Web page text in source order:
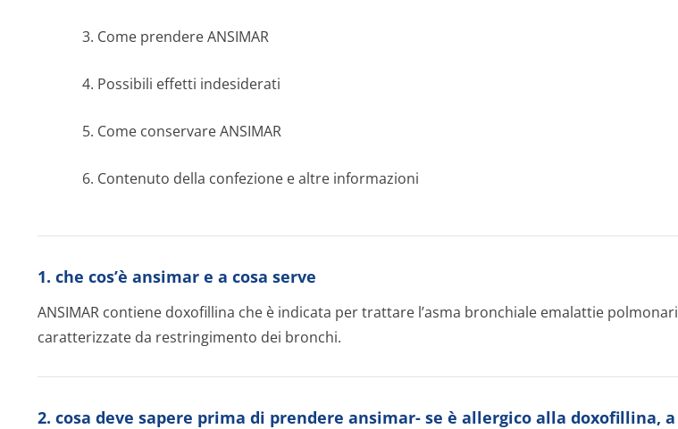
3. Come prendere ANSIMAR
4. Possibili effetti indesiderati
5. Come conservare ANSIMAR
6. Contenuto della confezione e altre informazioni
1. che cos’è ansimar e a cosa serve
ANSIMAR contiene doxofillina che è indicata per trattare l’asma bronchiale emalattie polmonari
caratterizzate da restringimento dei bronchi.
2. cosa deve sapere prima di prendere ansimar- se è allergico alla doxofillina, a